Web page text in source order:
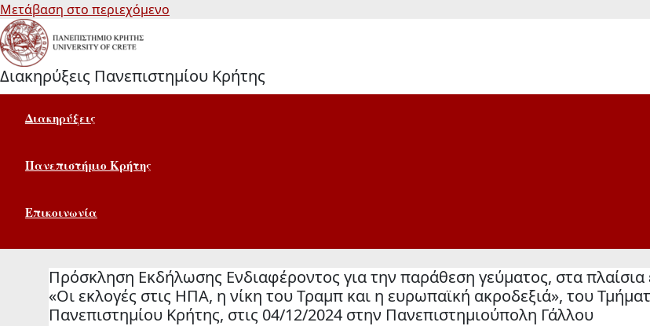
Μετάβαση στο περιεχόμενο
Διακηρύξεις Πανεπιστημίου Κρήτης
Διακηρύξεις
Πανεπιστήμιο Κρήτης
Επικοινωνία
Πρόσκληση Εκδήλωσης Ενδιαφέροντος για την παράθεση γεύματος, στα πλαίσια
«Οι εκλογές στις ΗΠΑ, η νίκη του Τραμπ και η ευρωπαϊκή ακροδεξιά», του
Πανεπιστημίου Κρήτης, στις 04/12/2024 στην Πανεπιστημιούπολη Γάλλου